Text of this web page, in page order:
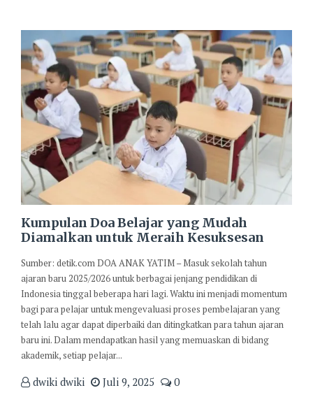
Kumpulan Doa Belajar yang Mudah
Diamalkan untuk Meraih Kesuksesan
Sumber: detik.com DOA ANAK YATIM – Masuk sekolah tahun
ajaran baru 2025/2026 untuk berbagai jenjang pendidikan di
Indonesia tinggal beberapa hari lagi. Waktu ini menjadi momentum
bagi para pelajar untuk mengevaluasi proses pembelajaran yang
telah lalu agar dapat diperbaiki dan ditingkatkan para tahun ajaran
baru ini. Dalam mendapatkan hasil yang memuaskan di bidang
akademik, setiap pelajar...
dwiki dwiki Juli 9, 2025 0